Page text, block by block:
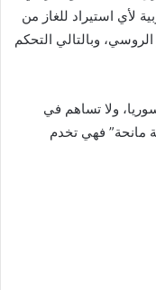
لأي استيراد للغاز من
وبالتالي التحكم
ولا تساهم في
مانحة” فهي تخدم